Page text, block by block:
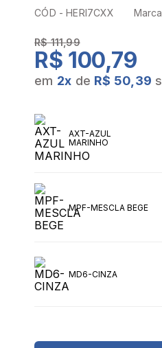
CÓD -HERI7CXX
R$ 111,99
R$ 100,79
em 2x de R$ 50,39
AXT-AZUL
MARINHO
MPF-MESCLA BEGE
MD6-CINZA